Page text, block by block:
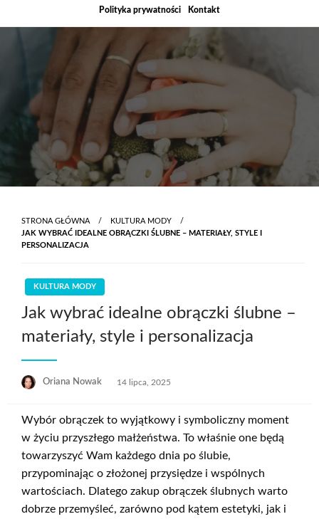
to
Polityka prywatności Kontakt
STRONA GŁÓWNA
KULTURA MODY
JAK WYBRAĆ IDEALNE OBRĄCZKI ŚLUBNE – MATERIAŁY, STYLE I
PERSONALIZACJA
KULTURA MODY
Jak wybrać idealne obrączki ślubne –
materiały, style i personalizacja
Oriana Nowak
Opublikowane
14 lipca, 2025
Wybór obrączek to wyjątkowy i symboliczny moment
w życiu przyszłego małżeństwa. To właśnie one będą
towarzyszyć Wam każdego dnia po ślubie,
przypominając o złożonej przysiędze i wspólnych
wartościach. Dlatego zakup obrączek ślubnych warto
dobrze przemyśleć, zarówno pod kątem estetyki, jak i